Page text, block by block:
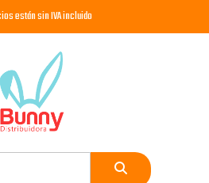
están sin IVA incluido